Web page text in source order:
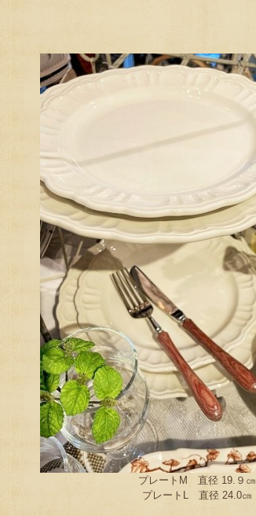
プレートM 直径 19.９㎝
プレートL 直径 24.0㎝